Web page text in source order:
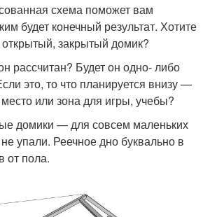
схема поможет вам
будет конечный результат. Хотите
закрытый домик?
рассчитан? Будет он одно- либо
это, то что планируется внизу —
или зона для игры, учебы?
домики — для совсем маленьких
упали. Реечное дно буквально в
от пола.